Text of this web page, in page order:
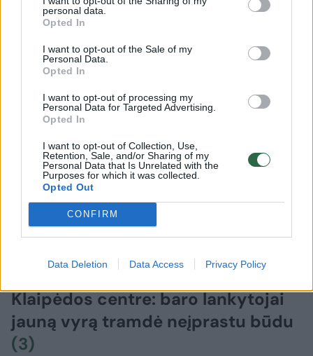
personal data.
Opted In
I want to opt-out of the Sale of my
Personal Data.
Opted In
I want to opt-out of processing my
Personal Data for Targeted Advertising.
Opted In
I want to opt-out of Collection, Use,
Retention, Sale, and/or Sharing of my
Personal Data that Is Unrelated with the
Purposes for which it was collected.
Opted Out
CONFIRM
Data Deletion Data Access Privacy Policy
Keistas smurto protrūkis
Klaipėdos centre: baro lankytojai
jauną vyrą tramdė neįprastu būdu
(3)